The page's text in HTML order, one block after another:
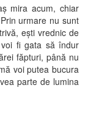
mira acum, chiar
urmare nu sunt
eşti vrednic de
fi gata să îndur
făpturi, până nu
voi putea bucura
parte de lumina